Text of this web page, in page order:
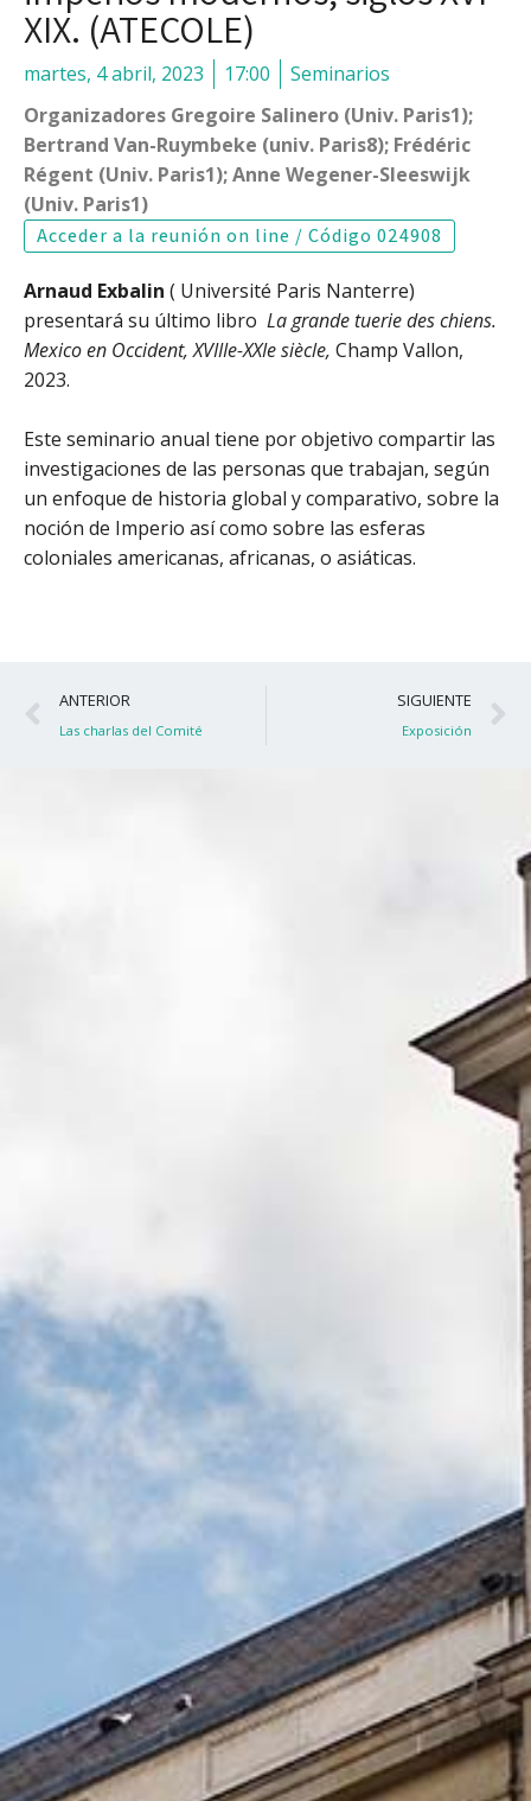
XIX. (ATECOLE)
martes, 4 abril, 2023 17:00
Seminarios
Organizadores Gregoire Salinero (Univ. Paris1);
Bertrand Van-Ruymbeke (univ. Paris8); Frédéric
Régent (Univ. Paris1); Anne Wegener-Sleeswijk
(Univ. Paris1)
Acceder a la reunión on line / Código 024908
Arnaud Exbalin ( Université Paris Nanterre)
presentará su último libro La grande tuerie des chiens.
Mexico en Occident, XVIIIe-XXIe siècle, Champ Vallon,
2023.
Este seminario anual tiene por objetivo compartir las
investigaciones de las personas que trabajan, según
un enfoque de historia global y comparativo, sobre la
noción de Imperio así como sobre las esferas
coloniales americanas, africanas, o asiáticas.
Ant
ANTERIOR
Las charlas del Comité
SIGUIENTE
Exposición